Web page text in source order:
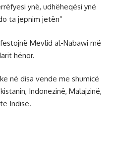
ynë, udhëheqësi ynë
ta jepnim jetën”
Mevlid al-Nabawi më
hënor.
në disa vende me shumicë
Indonezinë, Malajzinë,
Indisë.